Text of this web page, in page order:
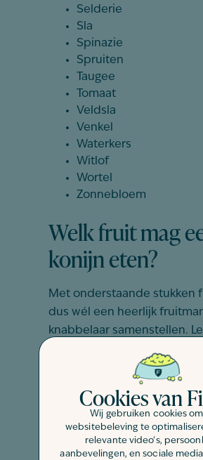
Cookies van
Wij gebruiken cookies
websitebeleving te
relevante video's,
aanbevelingen, en sociale
Selderie
Sla
Spinazie
Spruiten
Taugee
Tomaat
Veldsla
Venkel
Waterkers
Witlof
Wortel
Zonnebloem
Welk fruit mag
konijn eten?
Met onderstaande stukken
dus wél een heerlijk
knabbelaar samenstellen.
voorkomen, want deze
hoeveelheden giftig zijn
Aardbeien
Ananas
Appel